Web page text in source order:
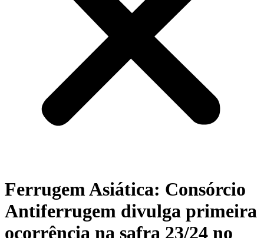
Ferrugem Asiática: Consórcio
Antiferrugem divulga primeira
ocorrência na safra 23/24 no